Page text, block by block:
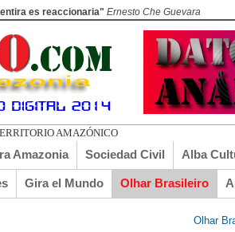
es reaccionaria" Ernesto Che Guevara
Amazonia Sociedad Civil Alba
Gira el Mundo Olhar Brasileiro
Olhar